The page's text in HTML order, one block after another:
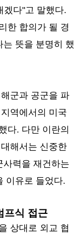
겠다"고 말했다.
한 합의가 될 경
뜻을 분명히 했
군과 공군을 파
역에서의 미국
다. 다만 이란의
해서는 신중한
사력을 재건하는
이유로 들었다.
프식 접근
상대로 외교 협